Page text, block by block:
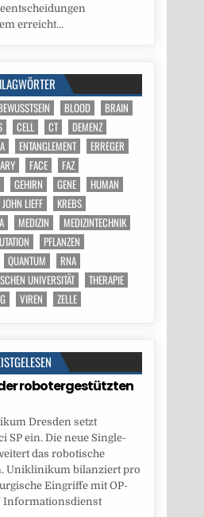
erreicht...
BLOOD
BRAIN
CELL CT
DEMENZ
ENTANGLEMENT
ERREGER
FACE
FAZ
GEHIRN GENE
HUMAN
JOHN LIEFF
KREBS
MEDIZIN
MEDIZINTECHNIK
PFLANZEN
QUANTUM
RNA
UNIVERSITÄT
THERAPIE
VIREN ZELLE
robotergestützten
Dresden setzt
SP ein. Die neue Single-
das robotische
Uniklinikum bilanziert pro
Eingriffe mit OP-
Informationsdienst